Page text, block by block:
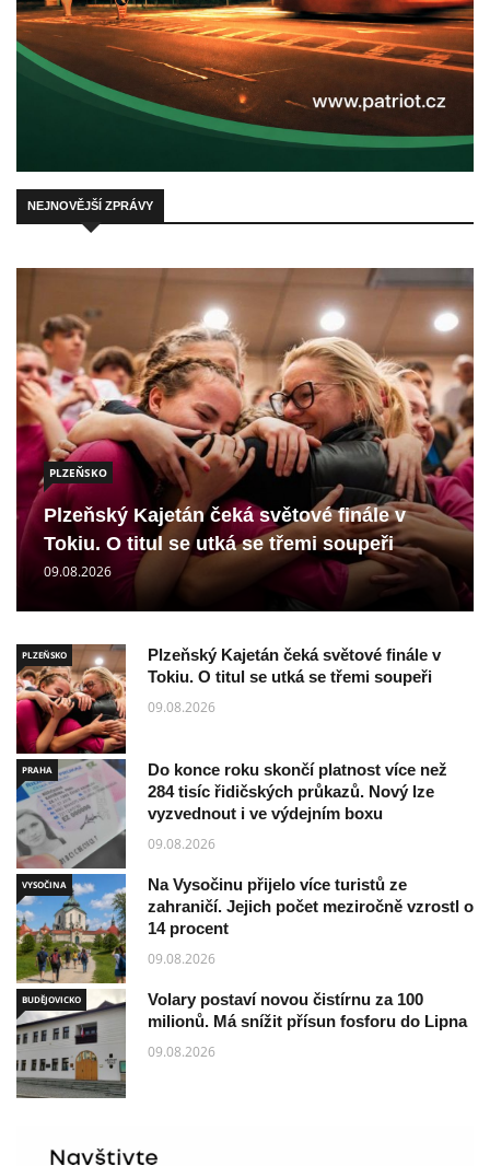
NEJNOVĚJŠÍ ZPRÁVY
PLZEŇSKO
Plzeňský Kajetán čeká světové finále v
Tokiu. O titul se utká se třemi soupeři
09.08.2026
PLZEŇSKO
Plzeňský Kajetán čeká světové finále v
Tokiu. O titul se utká se třemi soupeři
09.08.2026
PRAHA
Do konce roku skončí platnost více než
284 tisíc řidičských průkazů. Nový lze
vyzvednout i ve výdejním boxu
09.08.2026
VYSOČINA
Na Vysočinu přijelo více turistů ze
zahraničí. Jejich počet meziročně vzrostl o
14 procent
09.08.2026
BUDĚJOVICKO
Volary postaví novou čistírnu za 100
milionů. Má snížit přísun fosforu do Lipna
09.08.2026